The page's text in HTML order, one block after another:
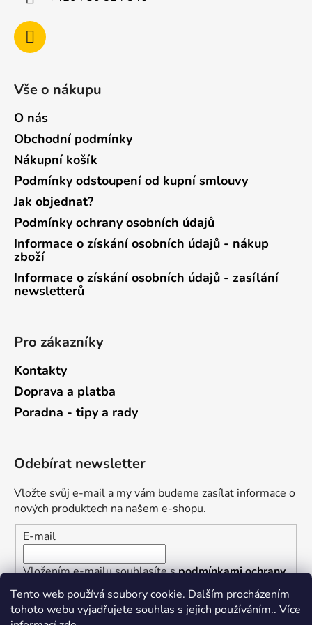
Tento web používá soubory cookie. Dalším procházením
tohoto webu vyjadřujete souhlas s jejich používáním.. Více
Vše o nákupu
O nás
Obchodní podmínky
Nákupní košík
Podmínky odstoupení od kupní smlouvy
Jak objednat?
Podmínky ochrany osobních údajů
Informace o získání osobních údajů - nákup
zboží
Informace o získání osobních údajů - zasílání
newsletterů
Pro zákazníky
Kontakty
Doprava a platba
Poradna - tipy a rady
Odebírat newsletter
Vložte svůj e-mail a my vám budeme zasílat informace o
nových produktech na našem e-shopu.
E-mail
Vložením e-mailu souhlasíte spodmínkami ochrany
osobních údajů
PŘIHLÁSIT SE